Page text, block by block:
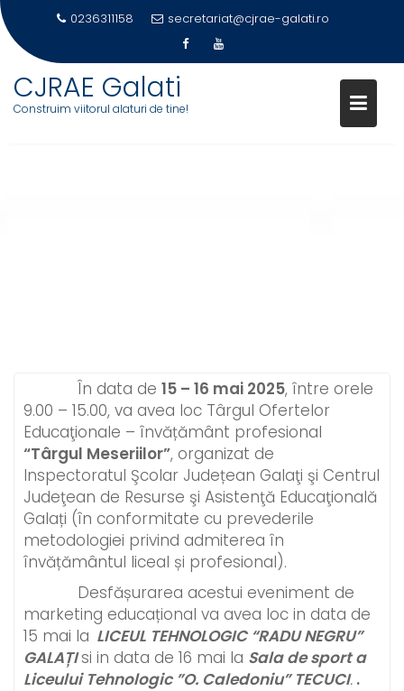
0236311158 secretariat@cjrae-galati.ro
CJRAE Galati
Construim viitorul alaturi de tine!
În data de 15 – 16 mai 2025, între orele
9.00 – 15.00, va avea loc Târgul Ofertelor
Educaţionale – învățământ profesional
“Târgul Meseriilor”, organizat de
Inspectoratul Şcolar Județean Galaţi şi Centrul
Judeţean de Resurse şi Asistenţă Educaţională
Galați (în conformitate cu prevederile
metodologiei privind admiterea în
învățământul liceal și profesional).
Desfășurarea acestui eveniment de
marketing educațional va avea loc in data de
15 mai la LICEUL TEHNOLOGIC “RADU NEGRU”
GALAȚIsi in data de 16 mai la Sala de sport a
Liceului Tehnologic ”O. Caledoniu” TECUCI. .